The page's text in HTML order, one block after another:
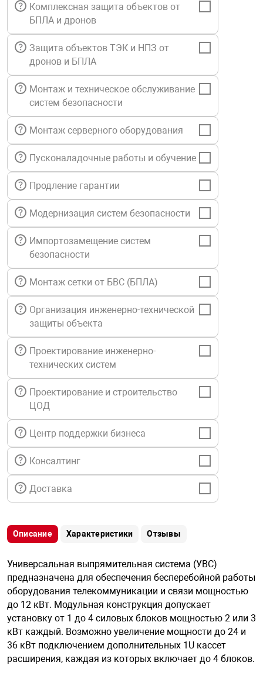
установки
оборудование
управления
и аналитики
объектов
периметра
и экипировка
техника
автомобили
информации
техника
средства охраны
ключи
Установки
Шкафы
Щиты
Комплексная защита объектов от
БПЛА и дронов
Защита объектов ТЭК и НПЗ от
дронов и БПЛА
Монтаж и техническое обслуживание
систем безопасности
Монтаж серверного оборудования
Пусконаладочные работы и обучение
Продление гарантии
Модернизация систем безопасности
Импортозамещение систем
безопасности
Монтаж сетки от БВС (БПЛА)
Организация инженерно-технической
защиты объекта
Проектирование инженерно-
технических систем
Проектирование и строительство
ЦОД
Центр поддержки бизнеса
Консалтинг
Доставка
Описание Характеристики Отзывы
Универсальная выпрямительная система (УВС)
предназначена для обеспечения бесперебойной работы
оборудования телекоммуникации и связи мощностью
до 12 кВт. Модульная конструкция допускает
установку от 1 до 4 силовых блоков мощностью 2 или 3
кВт каждый. Возможно увеличение мощности до 24 и
36 кВт подключением дополнительных 1U кассет
расширения, каждая из которых включает до 4 блоков.